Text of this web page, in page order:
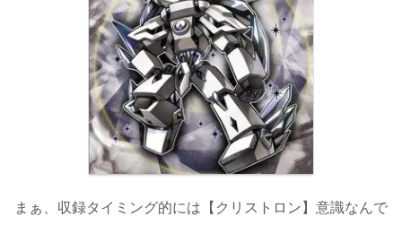
まぁ、収録タイミング的には【クリストロン】意識なんで